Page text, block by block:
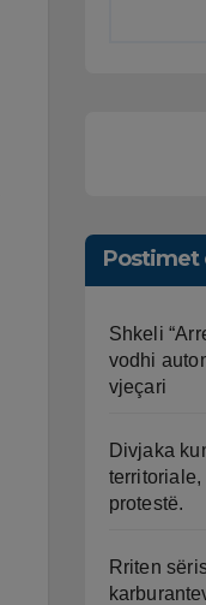
Postimet
Shkeli
vodhi
vjeçari
Divjaka
protestë.
Rriten